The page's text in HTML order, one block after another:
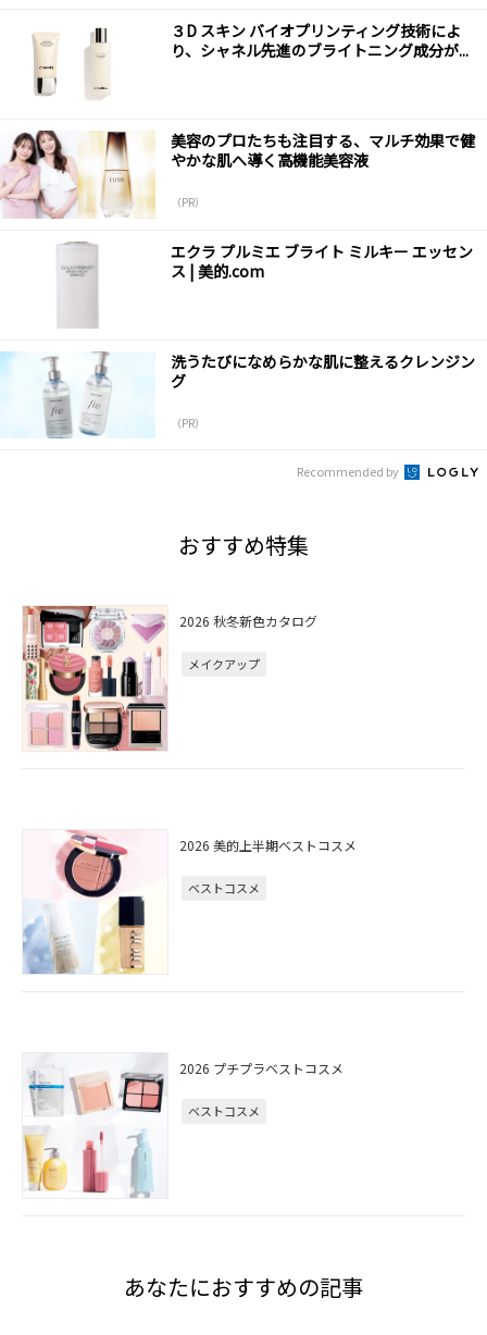
３D スキン バイオプリンティング技術によ
り、シャネル先進のブライトニング成分が...
美容のプロたちも注目する、マルチ効果で健
やかな肌へ導く高機能美容液
（PR）
エクラ プルミエ ブライト ミルキー エッセン
ス | 美的.com
洗うたびになめらかな肌に整えるクレンジン
グ
（PR）
Recommended by
おすすめ特集
2026 秋冬新色カタログ
メイクアップ
2026 美的上半期ベストコスメ
ベストコスメ
2026 プチプラベストコスメ
ベストコスメ
あなたにおすすめの記事